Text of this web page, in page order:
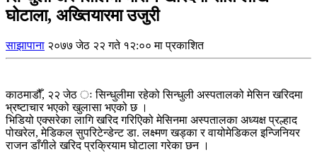
घोटाला, अख्तियारमा उजुरी
साझापाना २०७७ जेठ २२ गते १२:०० मा प्रकाशित
काठमाडौँ, २२ जेठ ः सिन्धुलीमा रहेको सिन्धुली अस्पतालको मेसिन खरिदमा
भ्रष्टाचार भएको खुलासा भएको छ ।
भिडियो एक्सरेका लागि खरिद गरिएिको मेसिनमा अस्पतालका अध्यक्ष प्रल्हाद
पोखरेल, मेडिकल सुपरिटेन्डेन्ट डा. लक्ष्मण खड्का र वायोमेडिकल इन्जिनियर
राजन डाँगीले खरिद प्रक्रियाम घोटाला गरेका छन ।